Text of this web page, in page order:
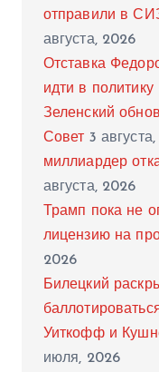
отправили в
августа, 2026
Отставка
идти в
Зеленский
Совет 3
миллиардер
августа, 2026
Трамп пока не
лицензию на
2026
Билецкий
Уиткофф и
июля, 2026